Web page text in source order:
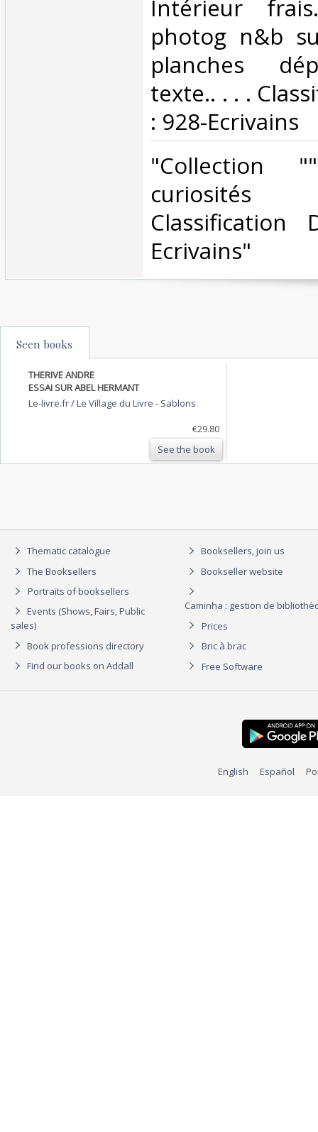
Intérieur
photog n&b
planches
texte.. . . .
: 928-Ecrivains‎
‎"Collection
curiosités
Classification
Ecrivains"‎
Seen books
THERIVE ANDRE
ESSAI SUR ABEL HERMANT
Le-livre.fr / Le Village du Livre - Sablons
€29.80
See the book
Thematic catalogue
The Booksellers
Portraits of booksellers
Events (Shows, Fairs, Public
sales)
Book professions directory
Find our books on Addall
Booksellers, join us
Bookseller website
Caminha : gestion de
Prices
Bric à brac
Free Software
English Español